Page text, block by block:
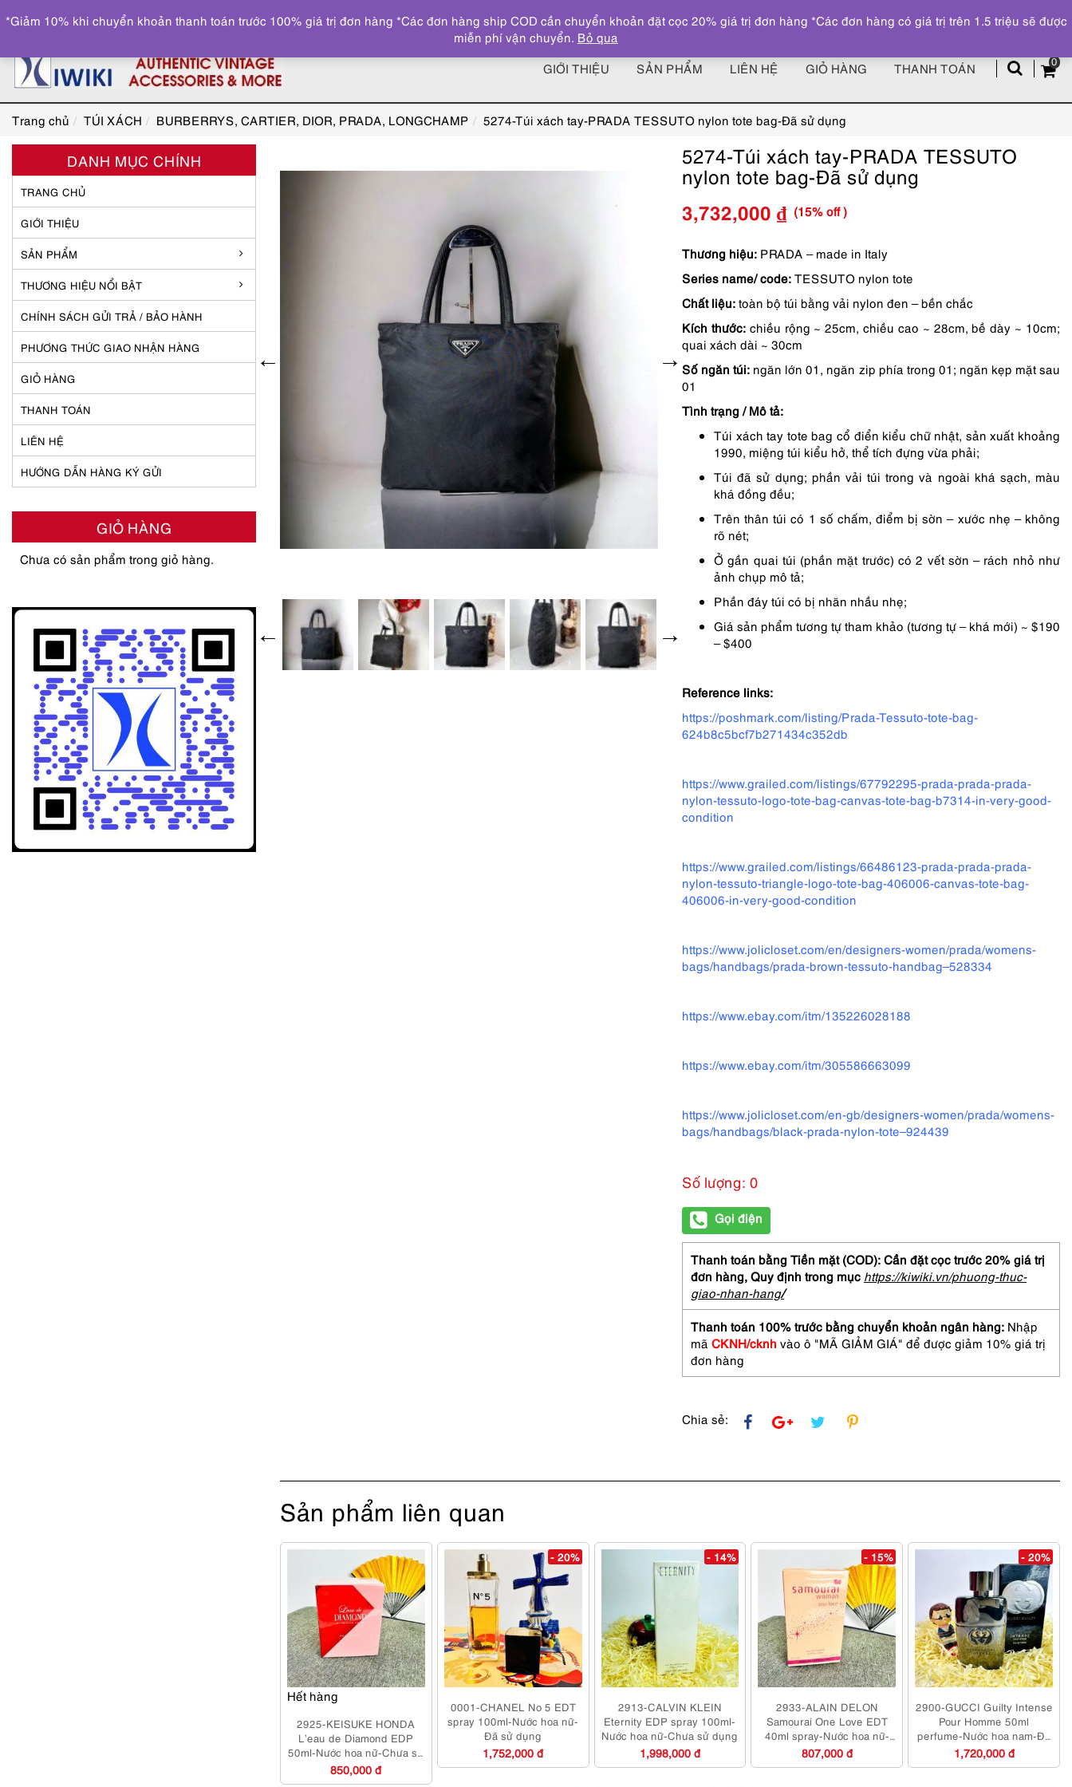
z
0
GIỚI THIỆU SẢN PHẨM LIÊN HỆ GIỎ HÀNG THANH TOÁN
Trang chủ TÚI XÁCH BURBERRYS, CARTIER, DIOR, PRADA, LONGCHAMP 5274-Túi xách tay-PRADA TESSUTO nylon tote bag-Đã sử dụng
5274-Túi xách tay-PRADA TESSUTO
nylon tote bag-Đã sử dụng
Giá
gốc
là:
4,390,000 ₫.
3,732,000 ₫
Giá
hiện
tại
là:
3,732,000 ₫.
(15% off )
Thương hiệu: PRADA – made in Italy
Series name/ code: TESSUTO nylon tote
Chất liệu: toàn bộ túi bằng vải nylon đen – bền chắc
Kích thước:chiều rộng ~ 25cm, chiều cao ~ 28cm, bề dày ~ 10cm;
quai xách dài ~ 30cm
Số ngăn túi: ngăn lớn 01, ngăn zip phía trong 01; ngăn kẹp mặt sau
01
Tình trạng / Mô tả:
Túi xách tay tote bag cổ điển kiểu chữ nhật, sản xuất khoảng
1990, miệng túi kiểu hở, thể tích đựng vừa phải;
Túi đã sử dụng; phần vải túi trong và ngoài khá sạch, màu
khá đồng đều;
Trên thân túi có 1 số chấm, điểm bị sờn – xước nhẹ – không
rõ nét;
Ở gần quai túi (phần mặt trước) có 2 vết sờn – rách nhỏ như
ảnh chụp mô tả;
Phần đáy túi có bị nhăn nhầu nhẹ;
Giá sản phẩm tương tự tham khảo (tương tự – khá mới) ~ $190
– $400
Reference links:
https://poshmark.com/listing/Prada-Tessuto-tote-bag-
624b8c5bcf7b271434c352db
https://www.grailed.com/listings/67792295-prada-prada-prada-
nylon-tessuto-logo-tote-bag-canvas-tote-bag-b7314-in-very-good-
condition
https://www.grailed.com/listings/66486123-prada-prada-prada-
nylon-tessuto-triangle-logo-tote-bag-406006-canvas-tote-bag-
406006-in-very-good-condition
https://www.jolicloset.com/en/designers-women/prada/womens-
bags/handbags/prada-brown-tessuto-handbag–528334
https://www.ebay.com/itm/135226028188
https://www.ebay.com/itm/305586663099
https://www.jolicloset.com/en-gb/designers-women/prada/womens-
bags/handbags/black-prada-nylon-tote–924439
Số lượng: 0
Gọi điện
Thanh toán bằng Tiền mặt (COD): Cần đặt cọc trước 20% giá trị
đơn hàng, Quy định trong mục https://kiwiki.vn/phuong-thuc-
giao-nhan-hang/
Thanh toán 100% trước bằng chuyển khoản ngân hàng: Nhập
mã CKNH/cknh vào ô "MÃ GIẢM GIÁ" để được giảm 10% giá trị
đơn hàng
Chia sẻ:
Sản phẩm liên quan
Hết hàng
2925-KEISUKE HONDA
L’eau de Diamond EDP
50ml-Nước hoa nữ-Chưa sử
dụng
850,000 đ
- 20%
0001-CHANEL No 5 EDT
spray 100ml-Nước hoa nữ-
Đã sử dụng
1,752,000 đ
- 14%
2913-CALVIN KLEIN
Eternity EDP spray 100ml-
Nước hoa nữ-Chưa sử dụng
1,998,000 đ
- 15%
2933-ALAIN DELON
Samourai One Love EDT
40ml spray-Nước hoa nữ-
Chưa sử dụng
807,000 đ
- 20%
2900-GUCCI Guilty Intense
Pour Homme 50ml
perfume-Nước hoa nam-Đã
sử dụng
1,720,000 đ
DANH MỤC CHÍNH
TRANG CHỦ
GIỚI THIỆU
SẢN PHẨM
THƯƠNG HIỆU NỔI BẬT
CHÍNH SÁCH GỬI TRẢ / BẢO HÀNH
PHƯƠNG THỨC GIAO NHẬN HÀNG
GIỎ HÀNG
THANH TOÁN
LIÊN HỆ
HƯỚNG DẪN HÀNG KÝ GỬI
GIỎ HÀNG
Chưa có sản phẩm trong giỏ hàng.
*Giảm 10% khi chuyển khoản thanh toán trước 100% giá trị đơn hàng *Các đơn hàng ship COD cần chuyển khoản đặt cọc 20% giá trị đơn hàng *Các đơn hàng có giá trị trên 1.5 triệu sẽ được
miễn phí vận chuyển. Bỏ qua